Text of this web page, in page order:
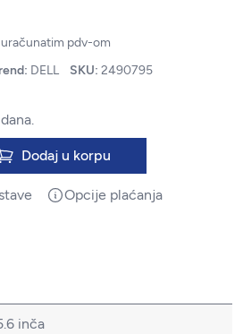
pdv-om
DELL SKU: 2490795
Dodaj u korpu
Opcije plaćanja
inča